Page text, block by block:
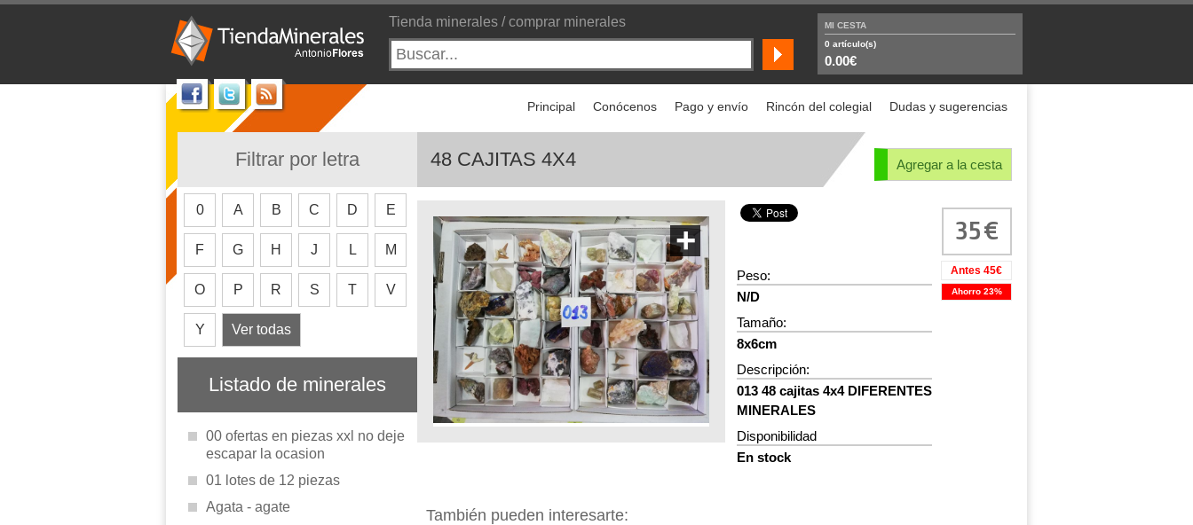
Tienda minerales / comprar minerales
MI CESTA
0 artículo(s)
0.00€
Principal Conócenos Pago y envío Rincón del colegial Dudas y sugerencias
48 CAJITAS 4X4 Agregar a la cesta
+ 35
Antes 45€
Ahorro 23%
Peso:
N/D
Tamaño:
8x6cm
Descripción:
013 48 cajitas 4x4 DIFERENTES
MINERALES
Disponibilidad
En stock
También pueden interesarte:
Filtrar por letra
0 A B C D E
F G H J L M
O P R S T V
Y Ver todas
Listado de minerales
00 ofertas en piezas xxl no deje
escapar la ocasion
01 lotes de 12 piezas
Agata - agate